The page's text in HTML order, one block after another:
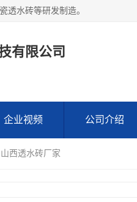
透水砖等研发制造。
有限公司
企业视频 公司介绍
西透水砖厂家